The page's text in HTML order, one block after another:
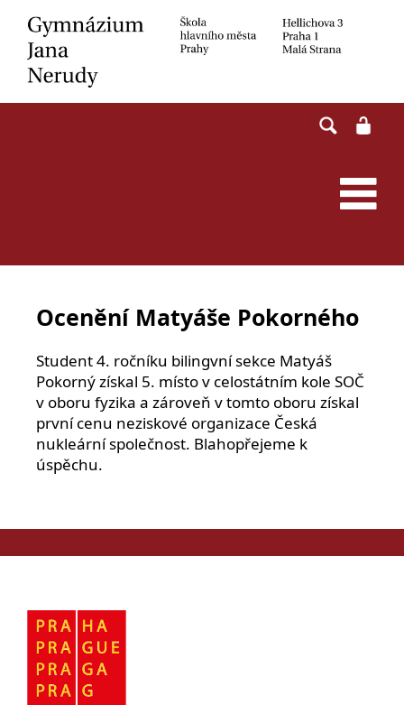
content
Ocenění Matyáše Pokorného
Student 4. ročníku bilingvní sekce Matyáš
Pokorný získal 5. místo v celostátním kole SOČ
v oboru fyzika a zároveň v tomto oboru získal
první cenu neziskové organizace Česká
nukleární společnost. Blahopřejeme k
úspěchu.